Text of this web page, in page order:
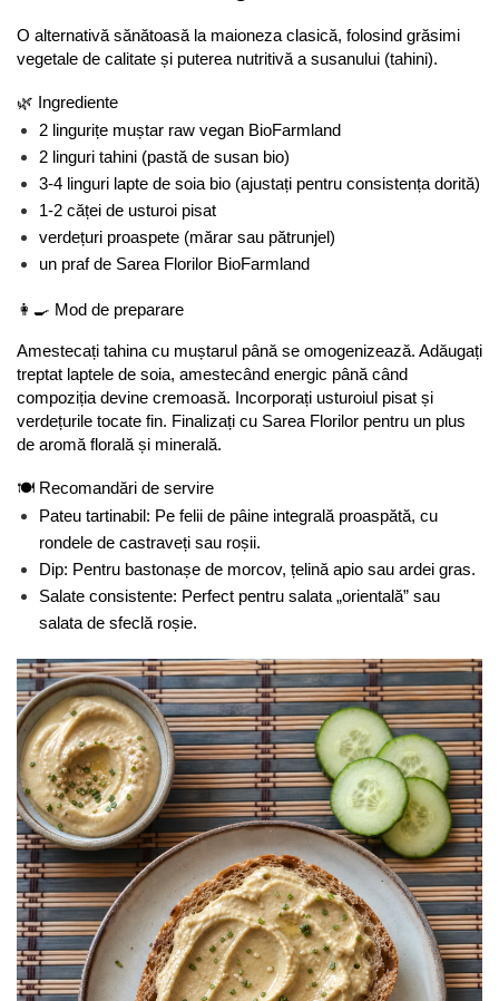
O alternativă sănătoasă la maioneza clasică, folosind grăsimi
vegetale de calitate și puterea nutritivă a susanului (tahini).
🌿 Ingrediente
2 lingurițe muștar raw vegan BioFarmland
2 linguri tahini (pastă de susan bio)
3-4 linguri lapte de soia bio (ajustați pentru consistența dorită)
1-2 căței de usturoi pisat
verdețuri proaspete (mărar sau pătrunjel)
un praf de Sarea Florilor BioFarmland
👩‍🍳 Mod de preparare
Amestecați tahina cu muștarul până se omogenizează. Adăugați
treptat laptele de soia, amestecând energic până când
compoziția devine cremoasă. Incorporați usturoiul pisat și
verdețurile tocate fin. Finalizați cu Sarea Florilor pentru un plus
de aromă florală și minerală.
🍽️ Recomandări de servire
Pateu tartinabil: Pe felii de pâine integrală proaspătă, cu
rondele de castraveți sau roșii.
Dip: Pentru bastonașe de morcov, țelină apio sau ardei gras.
Salate consistente: Perfect pentru salata „orientală” sau
salata de sfeclă roșie.